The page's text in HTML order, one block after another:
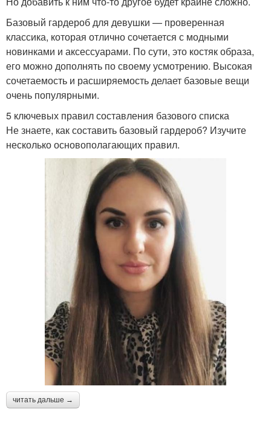
Базовый гардероб для девушки — проверенная
классика, которая отлично сочетается с модными
новинками и аксессуарами. По сути, это костяк образа,
его можно дополнять по своему усмотрению. Высокая
сочетаемость и расширяемость делает базовые вещи
очень популярными.
5 ключевых правил составления базового списка
Не знаете, как составить базовый гардероб? Изучите
несколько основополагающих правил.
читать дальше →